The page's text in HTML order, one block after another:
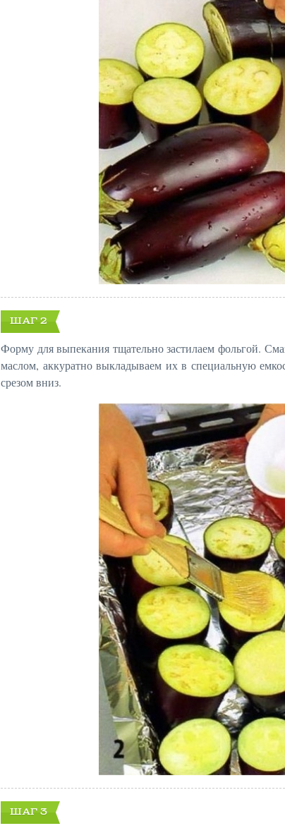
ШАГ 2
Форму для выпекания тщательно застилаем фольгой.
маслом, аккуратно выкладываем их в специальную
срезом вниз.
ШАГ 3